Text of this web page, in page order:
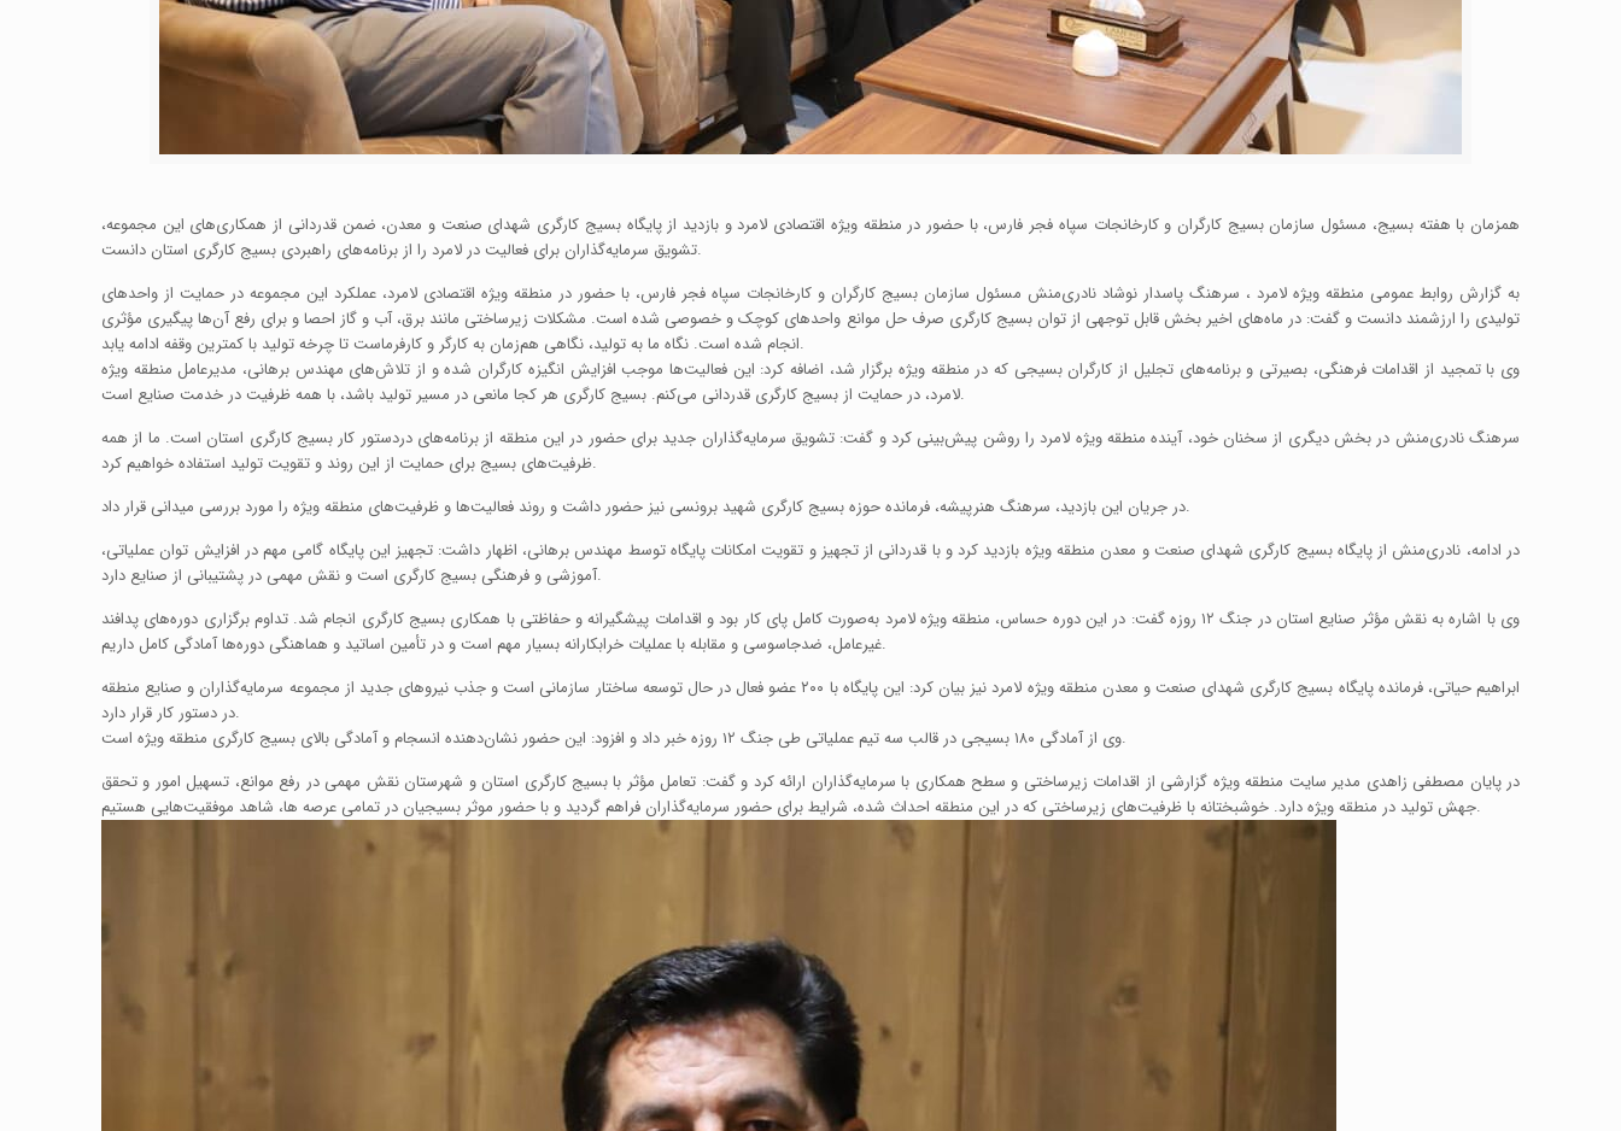
همزمان با هفته بسیج، مسئول سازمان بسیج کارگران و کارخانجات سپاه فجر فارس، با حضور در منطقه ویژه اقتصادی لامرد و بازدید از پایگاه بسیج کارگری شهدای صنعت و معدن، ضمن قدردانی از همکاری‌های این مجموعه،
تشویق سرمایه‌گذاران برای فعالیت در لامرد را از برنامه‌های راهبردی بسیج کارگری استان دانست.
به گزارش روابط عمومی منطقه ویژه لامرد ، سرهنگ پاسدار نوشاد نادری‌منش مسئول سازمان بسیج کارگران و کارخانجات سپاه فجر فارس، با حضور در منطقه ویژه اقتصادی لامرد، عملکرد این مجموعه در حمایت از واحدهای
تولیدی را ارزشمند دانست و گفت: در ماه‌های اخیر بخش قابل توجهی از توان بسیج کارگری صرف حل موانع واحدهای کوچک و خصوصی شده است. مشکلات زیرساختی مانند برق، آب و گاز احصا و برای رفع آن‌ها پیگیری مؤثری
انجام شده است. نگاه ما به تولید، نگاهی هم‌زمان به کارگر و کارفرماست تا چرخه تولید با کمترین وقفه ادامه یابد.
وی با تمجید از اقدامات فرهنگی، بصیرتی و برنامه‌های تجلیل از کارگران بسیجی که در منطقه ویژه برگزار شد، اضافه کرد: این فعالیت‌ها موجب افزایش انگیزه کارگران شده و از تلاش‌های مهندس برهانی، مدیرعامل منطقه ویژه
لامرد، در حمایت از بسیج کارگری قدردانی می‌کنم. بسیج کارگری هر کجا مانعی در مسیر تولید باشد، با همه ظرفیت در خدمت صنایع است.
سرهنگ نادری‌منش در بخش دیگری از سخنان خود، آینده منطقه ویژه لامرد را روشن پیش‌بینی کرد و گفت: تشویق سرمایه‌گذاران جدید برای حضور در این منطقه از برنامه‌های دردستور کار بسیج کارگری استان است. ما از همه
ظرفیت‌های بسیج برای حمایت از این روند و تقویت تولید استفاده خواهیم کرد.
در جریان این بازدید، سرهنگ هنرپیشه، فرمانده حوزه بسیج کارگری شهید برونسی نیز حضور داشت و روند فعالیت‌ها و ظرفیت‌های منطقه ویژه را مورد بررسی میدانی قرار داد.
در ادامه، نادری‌منش از پایگاه بسیج کارگری شهدای صنعت و معدن منطقه ویژه بازدید کرد و با قدردانی از تجهیز و تقویت امکانات پایگاه توسط مهندس برهانی، اظهار داشت: تجهیز این پایگاه گامی مهم در افزایش توان عملیاتی،
آموزشی و فرهنگی بسیج کارگری است و نقش مهمی در پشتیبانی از صنایع دارد.
وی با اشاره به نقش مؤثر صنایع استان در جنگ ۱۲ روزه گفت: در این دوره حساس، منطقه ویژه لامرد به‌صورت کامل پای کار بود و اقدامات پیشگیرانه و حفاظتی با همکاری بسیج کارگری انجام شد. تداوم برگزاری دوره‌های پدافند
غیرعامل، ضدجاسوسی و مقابله با عملیات خرابکارانه بسیار مهم است و در تأمین اساتید و هماهنگی دوره‌ها آمادگی کامل داریم.
ابراهیم حیاتی، فرمانده پایگاه بسیج کارگری شهدای صنعت و معدن منطقه ویژه لامرد نیز بیان کرد: این پایگاه با ۲۰۰ عضو فعال در حال توسعه ساختار سازمانی است و جذب نیروهای جدید از مجموعه سرمایه‌گذاران و صنایع منطقه
در دستور کار قرار دارد.
وی از آمادگی ۱۸۰ بسیجی در قالب سه تیم عملیاتی طی جنگ ۱۲ روزه خبر داد و افزود: این حضور نشان‌دهنده انسجام و آمادگی بالای بسیج کارگری منطقه ویژه است.
در پایان مصطفی زاهدی مدیر سایت منطقه ویژه گزارشی از اقدامات زیرساختی و سطح همکاری با سرمایه‌گذاران ارائه کرد و گفت: تعامل مؤثر با بسیج کارگری استان و شهرستان نقش مهمی در رفع موانع، تسهیل امور و تحقق
جهش تولید در منطقه ویژه دارد. خوشبختانه با ظرفیت‌های زیرساختی که در این منطقه احداث شده، شرایط برای حضور سرمایه‌گذاران فراهم گردید و با حضور موثر بسیجیان در تمامی عرصه ها، شاهد موفقیت‌هایی هستیم.